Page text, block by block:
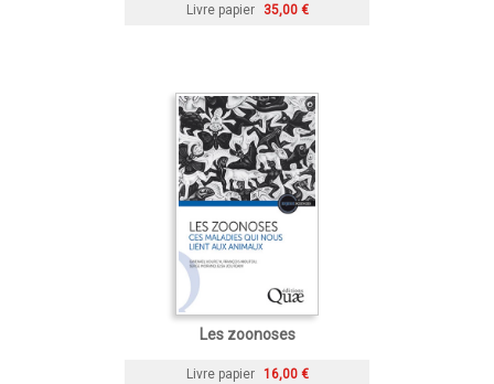
Livre papier 35,00 €
Les zoonoses
Livre papier 16,00 €